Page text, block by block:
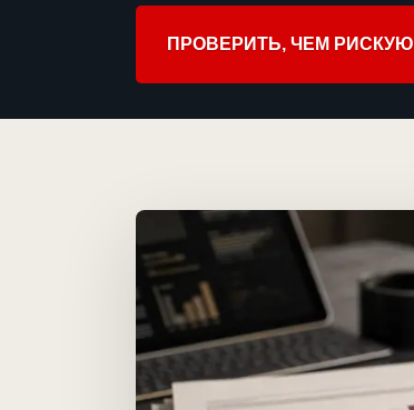
ПРОВЕРИТЬ, ЧЕМ РИСКУЮ